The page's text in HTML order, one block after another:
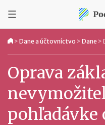
> Dane a účtovníctvo > Dane >
Oprava
pohľadávke